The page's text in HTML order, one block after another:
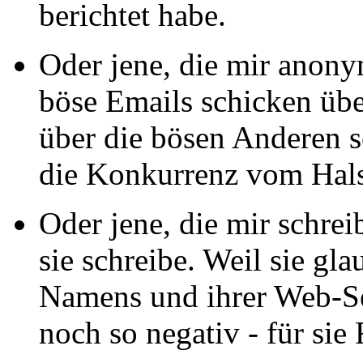
berichtet habe.
Oder jene, die mir
böse Emails schicken
über die bösen Anderen
die Konkurrenz vom
Oder jene, die mir
sie schreibe. Weil sie
Namens und ihrer Web-
noch so negativ - für sie